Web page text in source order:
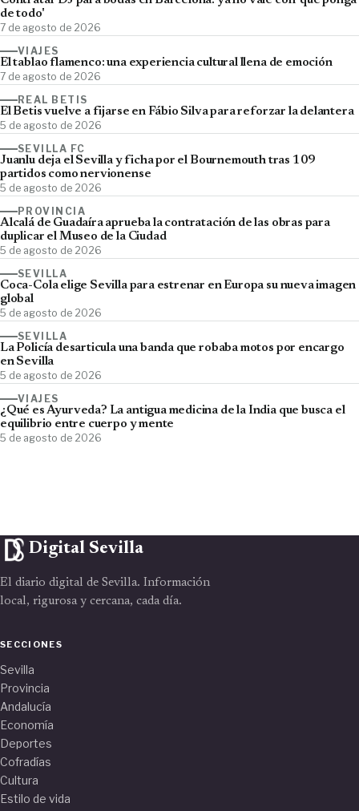
de todo'
7 de agosto de 2026
VIAJES
El tablao flamenco: una experiencia cultural llena de emoción
7 de agosto de 2026
REAL BETIS
El Betis vuelve a fijarse en Fábio Silva para reforzar la delantera
5 de agosto de 2026
SEVILLA FC
Juanlu deja el Sevilla y ficha por el Bournemouth tras 109
partidos como nervionense
5 de agosto de 2026
PROVINCIA
Alcalá de Guadaíra aprueba la contratación de las obras para
duplicar el Museo de la Ciudad
5 de agosto de 2026
SEVILLA
Coca-Cola elige Sevilla para estrenar en Europa su nueva imagen
global
5 de agosto de 2026
SEVILLA
La Policía desarticula una banda que robaba motos por encargo
en Sevilla
5 de agosto de 2026
VIAJES
¿Qué es Ayurveda? La antigua medicina de la India que busca el
equilibrio entre cuerpo y mente
5 de agosto de 2026
Digital Sevilla
El diario digital de Sevilla. Información
local, rigurosa y cercana, cada día.
SECCIONES
Sevilla
Provincia
Andalucía
Economía
Deportes
Cofradías
Cultura
Estilo de vida